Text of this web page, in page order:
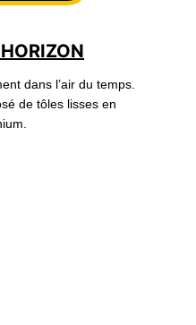
dans l’air du temps.
de tôles lisses en